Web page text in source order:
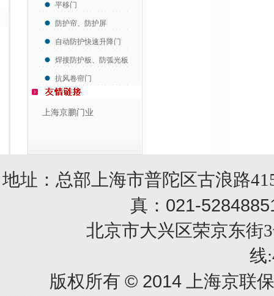
平移门
防护帘、防护屏
自动防护快速升降门
焊接防护板、防弧光板
抗风卷帘门
上海京鹏门业
地址：总部上海市普陀区古浪路
真： 021-
北京市大兴区荣京东街3
线
版权所有 © 2014上海京联